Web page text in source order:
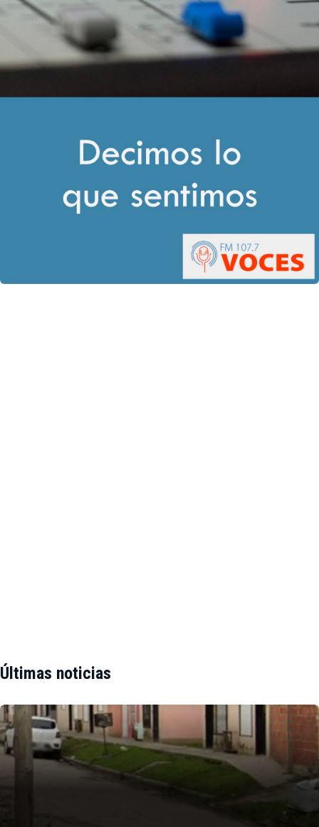
Últimas noticias